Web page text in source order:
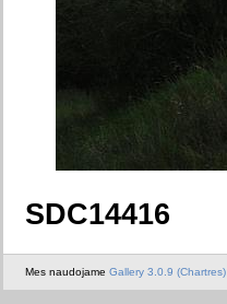
SDC14416
Mes naudojame Gallery 3.0.9 (Chartres)